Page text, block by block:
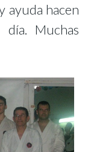
ayuda hacen
Muchas